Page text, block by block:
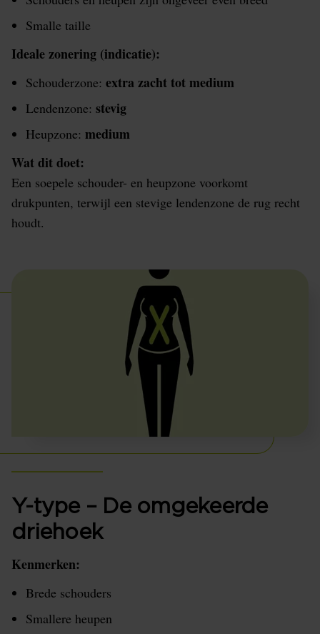
Smalle taille
Ideale zonering (indicatie):
Schouderzone: extra zacht tot medium
Lendenzone: stevig
Heupzone: medium
Wat dit doet:
Een soepele schouder- en heupzone voorkomt
drukpunten, terwijl een stevige lendenzone de rug recht
houdt.
Y-type – De omgekeerde
driehoek
Kenmerken:
Brede schouders
Smallere heupen